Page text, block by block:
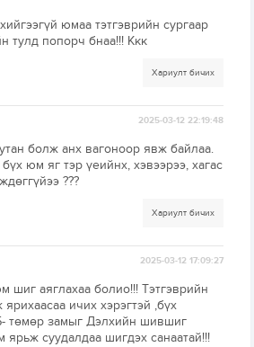
юмаа тэтгэврийн сургаар
тулд попорч бнаа!!! Ккк
Хариулт бичих
2025-03-12 22:19:48
болж анх вагоноор явж байлаа.
юм яг тэр үеийнх, хэвээрээ, хагас
???
Хариулт бичих
2025-03-12 17:09:27
шиг аяглахаа болио!!! Тэтгэврийн
ичих хэрэгтэй ,бүх
төмөр замыг Дэлхийн шившиг
суудалдаа шигдэх санаатай!!!